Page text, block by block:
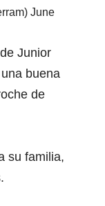
June
Junior
buena
de
su familia,